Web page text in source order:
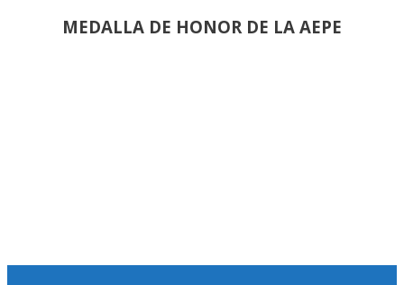
MEDALLA DE HONOR DE LA AEPE